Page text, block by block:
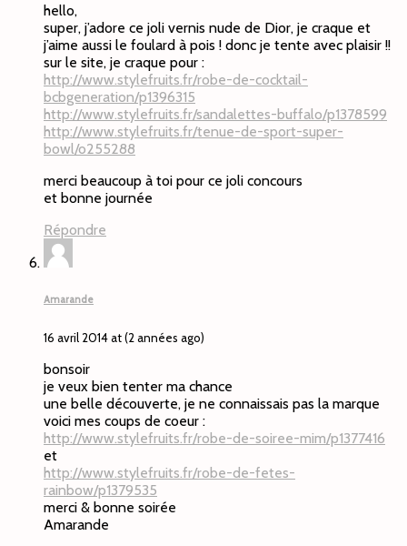
hello,
super, j’adore ce joli vernis nude de Dior, je craque et
j’aime aussi le foulard à pois ! donc je tente avec plaisir !!
sur le site, je craque pour :
http://www.stylefruits.fr/robe-de-cocktail-
bcbgeneration/p1396315
http://www.stylefruits.fr/sandalettes-buffalo/p1378599
http://www.stylefruits.fr/tenue-de-sport-super-
bowl/o255288
merci beaucoup à toi pour ce joli concours
et bonne journée
Répondre
Amarande
16 avril 2014 at (2 années ago)
bonsoir
je veux bien tenter ma chance
une belle découverte, je ne connaissais pas la marque
voici mes coups de coeur :
http://www.stylefruits.fr/robe-de-soiree-mim/p1377416
et
http://www.stylefruits.fr/robe-de-fetes-
rainbow/p1379535
merci & bonne soirée
Amarande